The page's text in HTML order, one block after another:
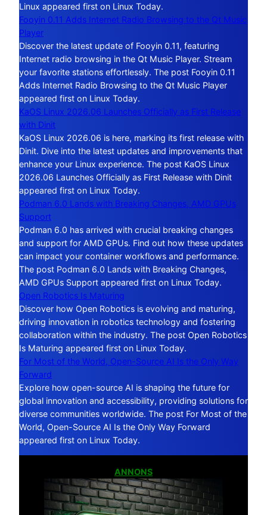
Linux appeared first on Linux Today.
Fooyin 0.11 Adds Internet Radio Browsing to the Qt Music
Player
Discover the latest update of Fooyin 0.11, featuring
Internet radio browsing in the Qt Music Player. Stream
your favorite stations effortlessly. The post Fooyin 0.11
Adds Internet Radio Browsing to the Qt Music Player
appeared first on Linux Today.
KaOS Linux 2026.06 Launches Officially as First Release
with Dinit
KaOS Linux 2026.06 is here, marking its first release with
Dinit. Dive into the latest updates and improvements that
enhance your Linux experience. The post KaOS Linux
2026.06 Launches Officially as First Release with Dinit
appeared first on Linux Today.
Podman 6.0 Lands with Breaking Changes, AMD GPUs
Support
Podman 6.0 has arrived with crucial breaking changes
and support for AMD GPUs. Find out how these updates
can impact your container workflows and performance.
The post Podman 6.0 Lands with Breaking Changes,
AMD GPUs Support appeared first on Linux Today.
Open Robotics Is Maturing
Discover how Open Robotics is evolving and maturing,
driving innovation in robotics technology and fostering
collaboration within the industry. The post Open Robotics
Is Maturing appeared first on Linux Today.
For Most of the World, Open-Source AI Is the Only Way
Forward
Explore how open-source AI is shaping the future for
global innovation and accessibility, providing solutions for
diverse communities worldwide. The post For Most of the
World, Open-Source AI Is the Only Way Forward
appeared first on Linux Today.
ANNONS